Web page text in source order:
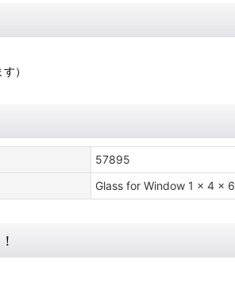
）
57895
Glass for Window 1 x 4 x 6